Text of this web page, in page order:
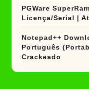
PGWare
Licença/Serial |
Notepad++
Português
Crackeado